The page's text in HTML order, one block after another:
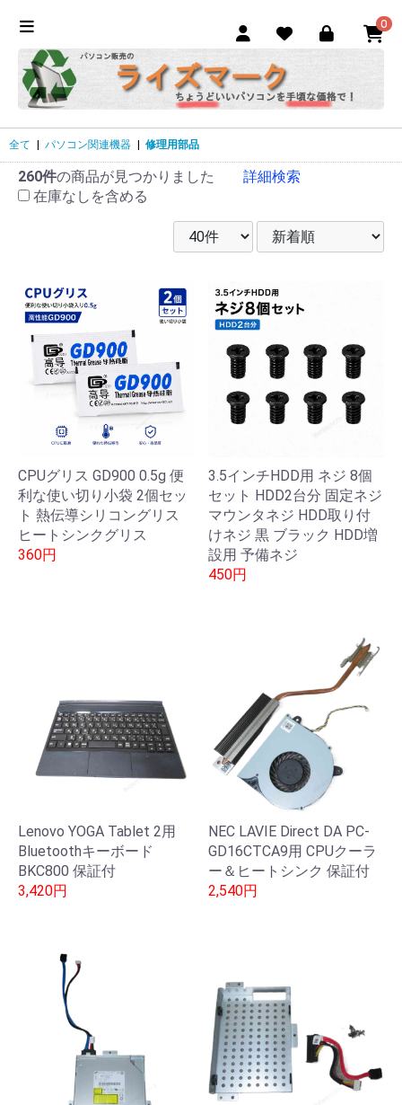
0
全て パソコン関連機器 修理用部品
260件の商品が見つかりました
詳細検索
在庫なしを含める
CPUグリス GD900 0.5g 便
利な使い切り小袋 2個セッ
ト 熱伝導シリコングリス
ヒートシンクグリス
360円
3.5インチHDD用 ネジ 8個
セット HDD2台分 固定ネジ
マウンタネジ HDD取り付
けネジ 黒 ブラック HDD増
設用 予備ネジ
450円
Lenovo YOGA Tablet 2用
Bluetoothキーボード
BKC800 保証付
3,420円
NEC LAVIE Direct DA PC-
GD16CTCA9用 CPUクーラ
ー＆ヒートシンク 保証付
2,540円